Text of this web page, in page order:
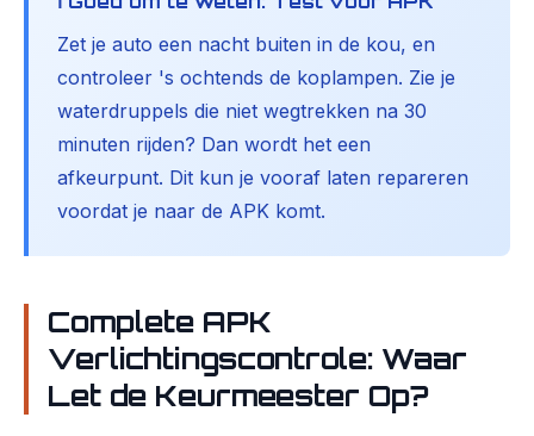
Zet je auto een nacht buiten in de kou, en
controleer 's ochtends de koplampen. Zie je
waterdruppels die niet wegtrekken na 30
minuten rijden? Dan wordt het een
afkeurpunt. Dit kun je vooraf laten repareren
voordat je naar de APK komt.
Complete APK
Verlichtingscontrole: Waar
Let de Keurmeester Op?